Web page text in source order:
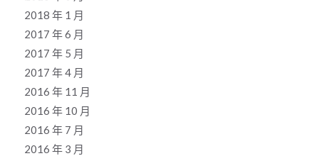
2018 年 1 月
2017 年 6 月
2017 年 5 月
2017 年 4 月
2016 年 11 月
2016 年 10 月
2016 年 7 月
2016 年 3 月